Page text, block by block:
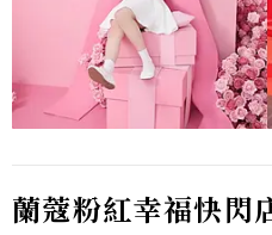
蘭蔻粉紅幸福快閃